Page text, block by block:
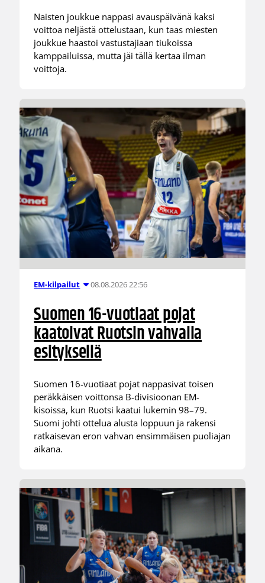
Naisten joukkue nappasi avauspäivänä kaksi
voittoa neljästä ottelustaan, kun taas miesten
joukkue haastoi vastustajiaan tiukoissa
kamppailuissa, mutta jäi tällä kertaa ilman
voittoja.
EM-kilpailut 08.08.2026 22:56
Suomen 16-vuotiaat pojat
kaatoivat Ruotsin vahvalla
esityksellä
Suomen 16-vuotiaat pojat nappasivat toisen
peräkkäisen voittonsa B-divisioonan EM-
kisoissa, kun Ruotsi kaatui lukemin 98–79.
Suomi johti ottelua alusta loppuun ja rakensi
ratkaisevan eron vahvan ensimmäisen puoliajan
aikana.